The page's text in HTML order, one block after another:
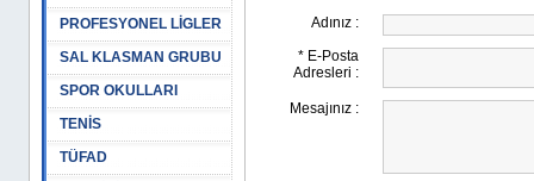
PROFESYONEL LİGLER
SAL KLASMAN GRUBU
SPOR OKULLARI
TENİS
TÜFAD